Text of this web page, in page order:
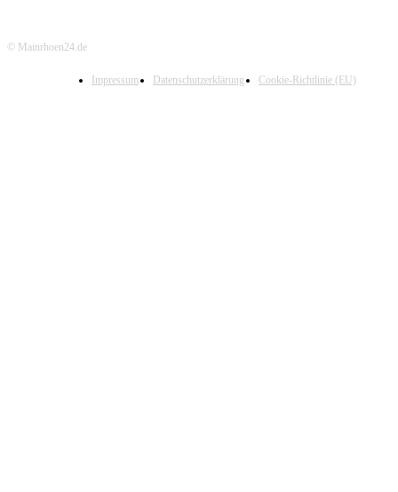
© Mainrhoen24.de
Impressum Datenschutzerklärung Cookie-Richtlinie (EU)